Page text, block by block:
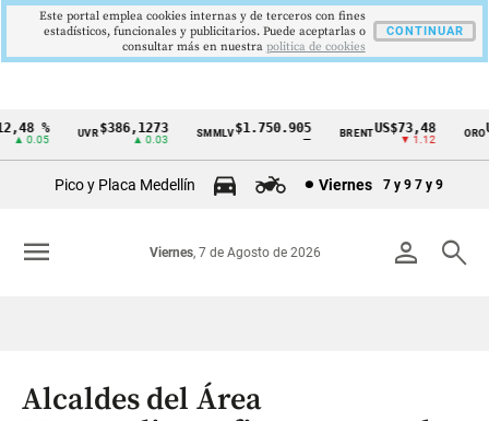
Cintillo
Colombia
%
0.05
UVR$386,1273
▲ 0.03
SMMLV$1.750.905 BRENTUS$73,48
▼ 1.12
ORO
Pico y Placa Medellín Viernes 7 y 9 7 y 9
person search
Viernes, 7 de Agosto de 2026
menu
Alcaldes del Área
Este portal emplea cookies internas y de terceros con fines
estadísticos, funcionales y publicitarios. Puede aceptarlas o
consultar más en nuestra politica de cookies
CONTINUAR